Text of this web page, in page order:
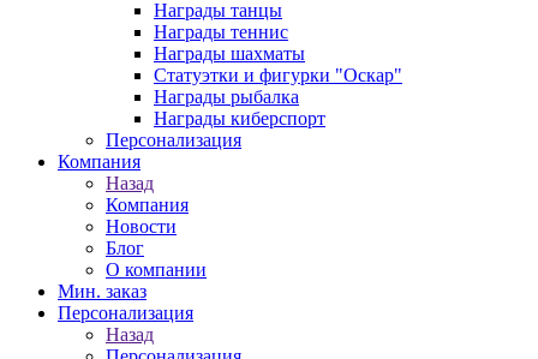
Награды танцы
Награды теннис
Награды шахматы
Статуэтки и фигурки "Оскар"
Награды рыбалка
Награды киберспорт
Персонализация
Компания
Назад
Компания
Новости
Блог
О компании
Мин. заказ
Персонализация
Назад